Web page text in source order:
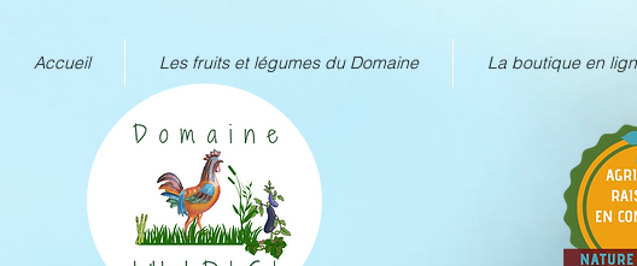
Accueil Les fruits et légumes du Domaine La boutique en